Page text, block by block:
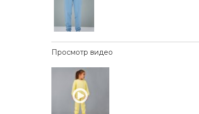
Просмотр видео